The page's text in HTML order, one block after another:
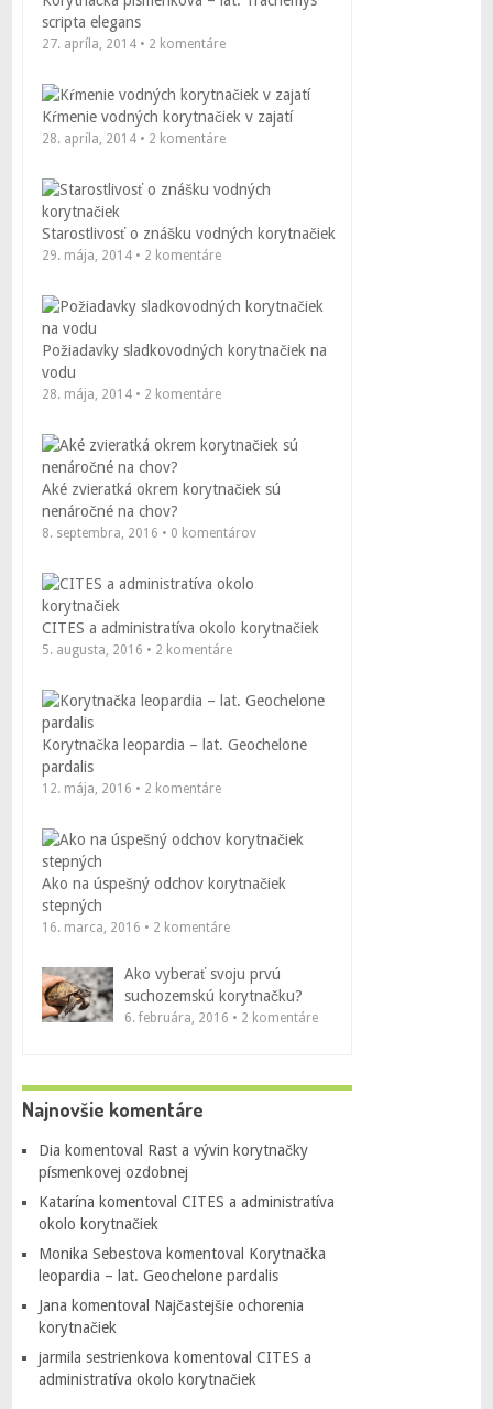
scripta elegans
27. apríla, 2014 • 2 komentáre
Kŕmenie vodných korytnačiek v zajatí
28. apríla, 2014 • 2 komentáre
Starostlivosť o znášku vodných korytnačiek
29. mája, 2014 • 2 komentáre
Požiadavky sladkovodných korytnačiek na
vodu
28. mája, 2014 • 2 komentáre
Aké zvieratká okrem korytnačiek sú
nenáročné na chov?
8. septembra, 2016 • 0 komentárov
CITES a administratíva okolo korytnačiek
5. augusta, 2016 • 2 komentáre
Korytnačka leopardia – lat. Geochelone
pardalis
12. mája, 2016 • 2 komentáre
Ako na úspešný odchov korytnačiek
stepných
16. marca, 2016 • 2 komentáre
Ako vyberať svoju prvú
suchozemskú korytnačku?
6. februára, 2016 • 2 komentáre
Najnovšie komentáre
Dia komentoval Rast a vývin korytnačky
písmenkovej ozdobnej
Katarína komentoval CITES a administratíva
okolo korytnačiek
Monika Sebestova komentoval Korytnačka
leopardia – lat. Geochelone pardalis
Jana komentoval Najčastejšie ochorenia
korytnačiek
jarmila sestrienkova komentoval CITES a
administratíva okolo korytnačiek